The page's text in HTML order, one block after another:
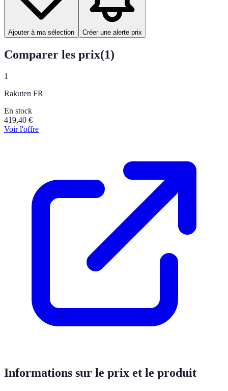
Ajouter à ma sélection Créer une alerte prix
Comparer les prix(1)
1
Rakuten FR
En stock
419,40 €
Voir l'offre
Informations sur le prix et le produit